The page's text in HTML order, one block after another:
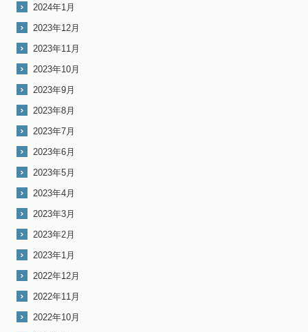
2024年1月
2023年12月
2023年11月
2023年10月
2023年9月
2023年8月
2023年7月
2023年6月
2023年5月
2023年4月
2023年3月
2023年2月
2023年1月
2022年12月
2022年11月
2022年10月